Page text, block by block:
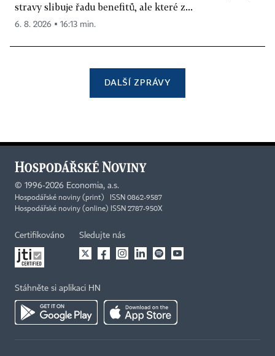
stravy slibuje řadu benefitů, ale které z...
6. 8. 2026 ▪ 16:13 min.
DALŠÍ ZPRÁVY
© 1996-2026 Economia, a.s.
Hospodářské noviny (print) ISSN 0862-9587
Hospodářské noviny (online) ISSN 2787-950X
Certifikováno Sledujte nás
Stáhněte si aplikaci HN